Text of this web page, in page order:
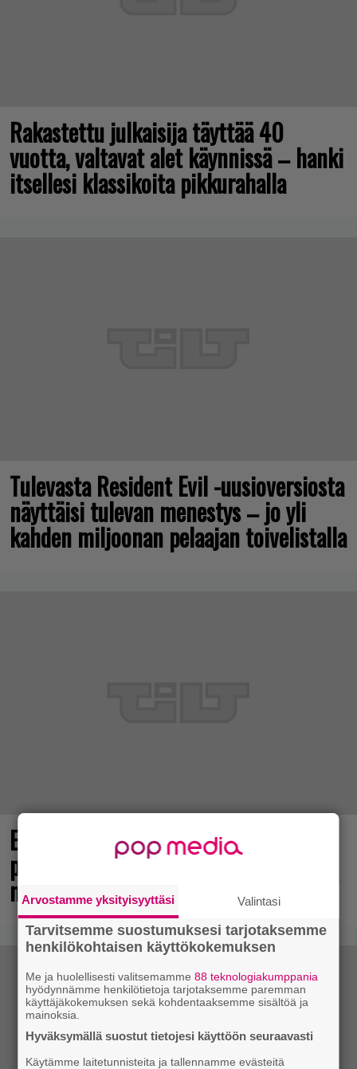
Rakastettu julkaisija täyttää 40
vuotta, valtavat alet käynnissä – hanki
itsellesi klassikoita pikkurahalla
Tulevasta Resident Evil -uusioversiosta
näyttäisi tulevan menestys – jo yli
kahden miljoonan pelaajan toivelistalla
Elokuun PlayStation Plus Essential -
pelit ilmestyivät – mukana todellinen
mestariteos
Arvostamme yksityisyyttäsi Valintasi
Tarvitsemme suostumuksesi tarjotaksemme
henkilökohtaisen käyttökokemuksen
Me ja huolellisesti valitsemamme88 teknologiakumppania
hyödynnämme henkilötietoja tarjotaksemme paremman
käyttäjäkokemuksen sekä kohdentaaksemme sisältöä ja
mainoksia.
Hyväksymällä suostut tietojesi käyttöön seuraavasti
Käytämme laitetunnisteita ja tallennamme evästeitä